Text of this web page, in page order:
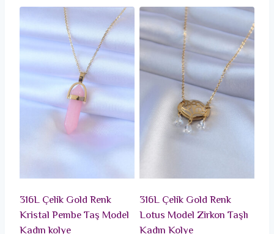
316L Çelik Gold Renk
Kristal Pembe Taş Model
316L Çelik Gold Renk
Lotus Model Zirkon Taşlı